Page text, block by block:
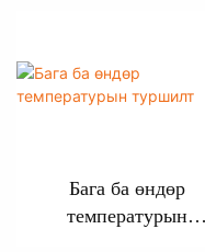
Бага ба өндөр
температурын